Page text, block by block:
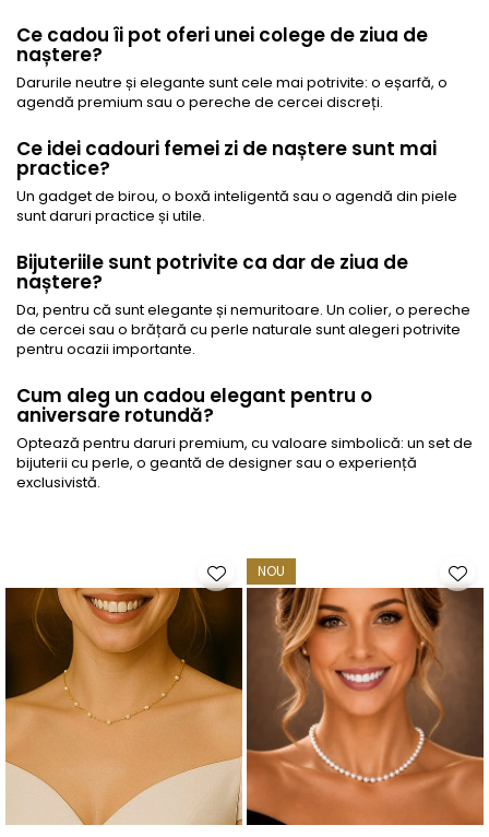
Ce cadou îi pot oferi unei colege de ziua de
naștere?
Darurile neutre și elegante sunt cele mai potrivite: o eșarfă, o
agendă premium sau o pereche de cercei discreți.
Ce idei cadouri femei zi de naștere sunt mai
practice?
Un gadget de birou, o boxă inteligentă sau o agendă din piele
sunt daruri practice și utile.
Bijuteriile sunt potrivite ca dar de ziua de
naștere?
Da, pentru că sunt elegante și nemuritoare. Un colier, o pereche
de cercei sau o brățară cu perle naturale sunt alegeri potrivite
pentru ocazii importante.
Cum aleg un cadou elegant pentru o
aniversare rotundă?
Optează pentru daruri premium, cu valoare simbolică: un set de
bijuterii cu perle, o geantă de designer sau o experiență
exclusivistă.
NOU